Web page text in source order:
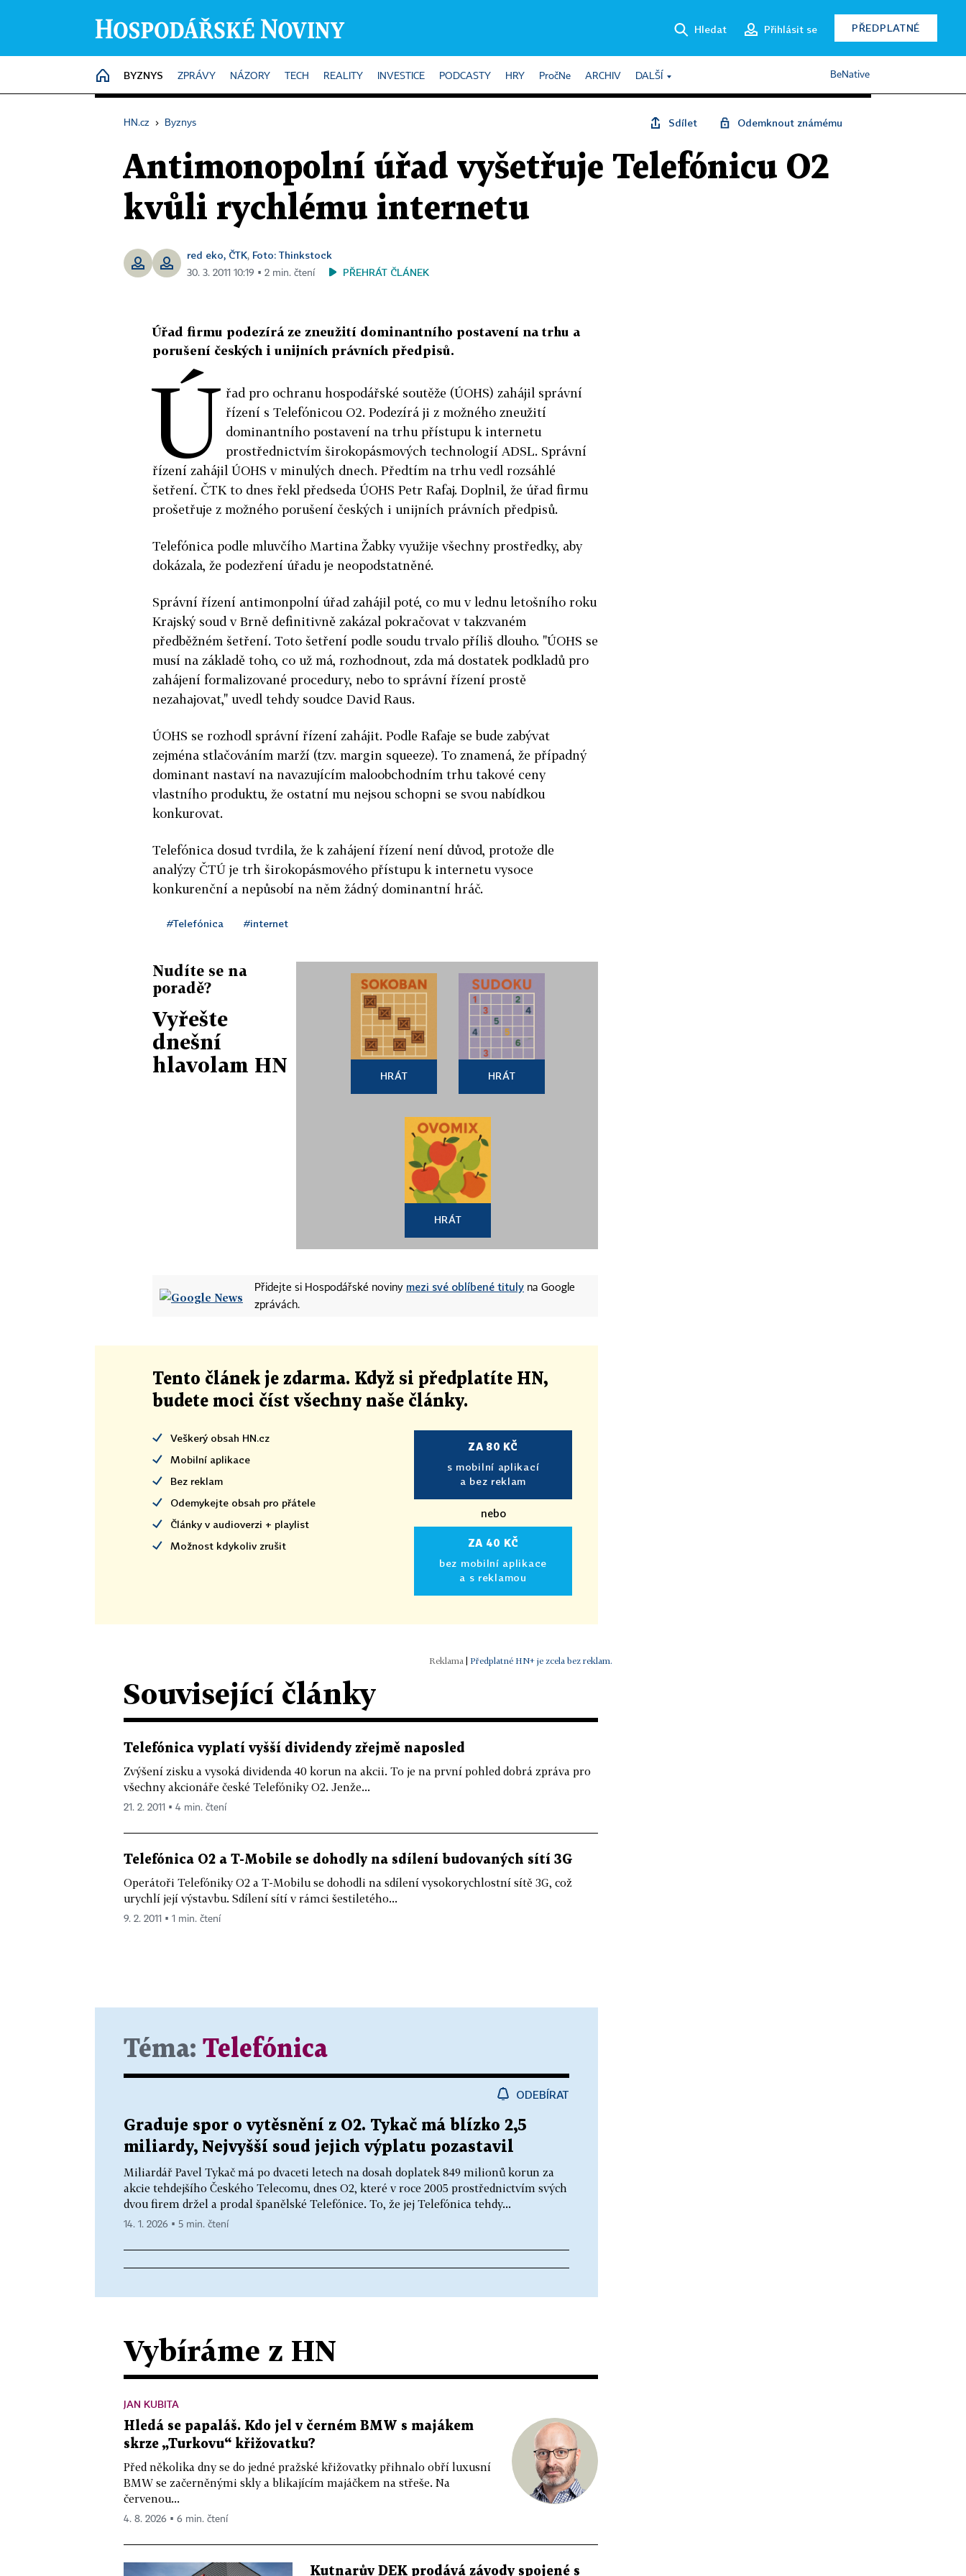
Hledat Přihlásit se PŘEDPLATNÉ
HOME
BYZNYS ZPRÁVY NÁZORY TECH REALITY INVESTICE PODCASTY HRY PročNe ARCHIV DALŠÍ BeNative
HN.cz › Byznys Sdílet Odemknout známému
Antimonopolní úřad vyšetřuje Telefónicu O2
kvůli rychlému internetu
red eko, ČTK, Foto: Thinkstock
30. 3. 2011 10:19 ▪ 2 min. čtení PŘEHRÁT ČLÁNEK
Úřad firmu podezírá ze zneužití dominantního postavení na trhu a
porušení českých i unijních právních předpisů.
Ú řad pro ochranu hospodářské soutěže (ÚOHS) zahájil správní
řízení s Telefónicou O2. Podezírá ji z možného zneužití
dominantního postavení na trhu přístupu k internetu
prostřednictvím širokopásmových technologií ADSL. Správní
řízení zahájil ÚOHS v minulých dnech. Předtím na trhu vedl rozsáhlé
šetření. ČTK to dnes řekl předseda ÚOHS Petr Rafaj. Doplnil, že úřad firmu
prošetřuje z možného porušení českých i unijních právních předpisů.
Telefónica podle mluvčího Martina Žabky využije všechny prostředky, aby
dokázala, že podezření úřadu je neopodstatněné.
Správní řízení antimonpolní úřad zahájil poté, co mu v lednu letošního roku
Krajský soud v Brně definitivně zakázal pokračovat v takzvaném
předběžném šetření. Toto šetření podle soudu trvalo příliš dlouho. "ÚOHS se
musí na základě toho, co už má, rozhodnout, zda má dostatek podkladů pro
zahájení formalizované procedury, nebo to správní řízení prostě
nezahajovat," uvedl tehdy soudce David Raus.
ÚOHS se rozhodl správní řízení zahájit. Podle Rafaje se bude zabývat
zejména stlačováním marží (tzv. margin squeeze). To znamená, že případný
dominant nastaví na navazujícím maloobchodním trhu takové ceny
vlastního produktu, že ostatní mu nejsou schopni se svou nabídkou
konkurovat.
Telefónica dosud tvrdila, že k zahájení řízení není důvod, protože dle
analýzy ČTÚ je trh širokopásmového přístupu k internetu vysoce
konkurenční a nepůsobí na něm žádný dominantní hráč.
#Telefónica #internet
Nudíte se na
poradě?
Vyřešte
dnešní
hlavolam HN
HRÁT HRÁT
HRÁT
Přidejte si Hospodářské noviny mezi své oblíbené tituly na Google
zprávách.
Tento článek je zdarma. Když si předplatíte HN,
budete moci číst všechny naše články.
Veškerý obsah HN.cz
Mobilní aplikace
Bez reklam
Odemykejte obsah pro přátele
Články v audioverzi + playlist
Možnost kdykoliv zrušit
ZA 80 KČ
s mobilní aplikací
a bez reklam
nebo
ZA 40 KČ
bez mobilní aplikace
a s reklamou
Předplatné HN+ je zcela bez reklam.
Související články
Telefónica vyplatí vyšší dividendy zřejmě naposled
Zvýšení zisku a vysoká dividenda 40 korun na akcii. To je na první pohled dobrá zpráva pro
všechny akcionáře české Telefóniky O2. Jenže...
21. 2. 2011 ▪ 4 min. čtení
Telefónica O2 a T-Mobile se dohodly na sdílení budovaných sítí 3G
Operátoři Telefóniky O2 a T-Mobilu se dohodli na sdílení vysokorychlostní sítě 3G, což
urychlí její výstavbu. Sdílení sítí v rámci šestiletého...
9. 2. 2011 ▪ 1 min. čtení
Téma: Telefónica
ODEBÍRAT
Graduje spor o vytěsnění z O2. Tykač má blízko 2,5
miliardy, Nejvyšší soud jejich výplatu pozastavil
Miliardář Pavel Tykač má po dvaceti letech na dosah doplatek 849 milionů korun za
akcie tehdejšího Českého Telecomu, dnes O2, které v roce 2005 prostřednictvím svých
dvou firem držel a prodal španělské Telefónice. To, že jej Telefónica tehdy...
14. 1. 2026 ▪ 5 min. čtení
Vybíráme z HN
JAN KUBITA
Hledá se papaláš. Kdo jel v černém BMW s majákem
skrze „Turkovu“ křižovatku?
Před několika dny se do jedné pražské křižovatky přihnalo obří luxusní
BMW se začerněnými skly a blikajícím majáčkem na střeše. Na
červenou...
4. 8. 2026 ▪ 6 min. čtení
Kutnarův DEK prodává závody spojené s